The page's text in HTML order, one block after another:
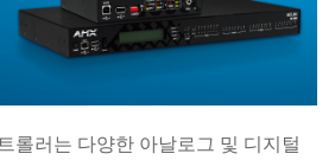
롤러는 다양한 아날로그 및 디지털